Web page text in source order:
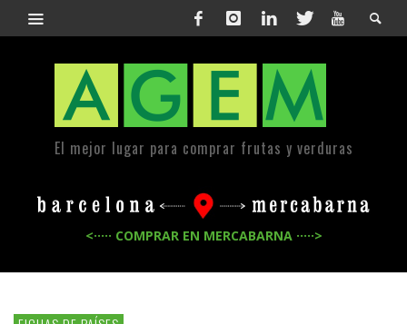
El mejor lugar para comprar frutas y verduras
<····· COMPRAR EN MERCABARNA ·····>